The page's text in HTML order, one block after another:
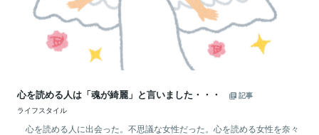
心を読める人は「魂が綺麗」と言いました・・・
記事
ライフスタイル
心を読める人に出会った。不思議な女性だった。心を読める女性を奈々